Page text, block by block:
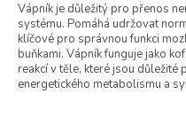
Vápník je důležitý pro přenos
systému. Pomáhá udržovat
klíčové pro správnou funkci
buňkami. Vápník funguje jako
reakcí v těle, které jsou důležité
energetického metabolismu a